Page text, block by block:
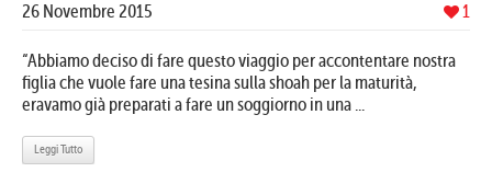
1
26 Novembre 2015
“Abbiamo deciso di fare questo viaggio per accontentare nostra
figlia che vuole fare una tesina sulla shoah per la maturità,
eravamo già preparati a fare un soggiorno in una ...
Leggi Tutto